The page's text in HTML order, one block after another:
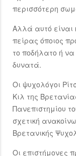
περισσότερη
Αλλά αυτό είναι
πείρας όποιος
το ποδήλατο ή να
δυνατά.
Οι ψυχολόγοι
Κιλ της
Πανεπιστημίου
σχετική
Βρετανικής
Οι επιστήμονες